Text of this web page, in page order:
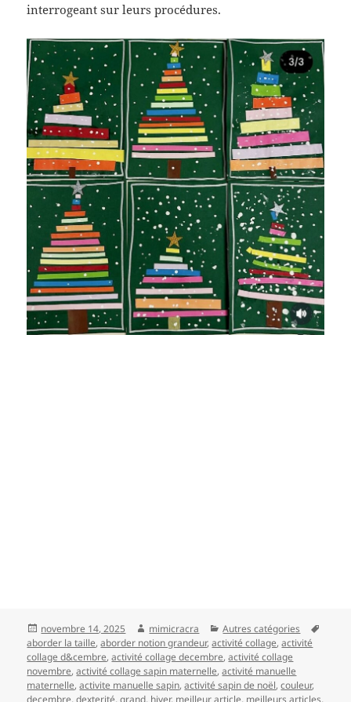
interrogeant sur leurs procédures.
Publié
le
novembre 14, 2025 Auteur
mimicracra Catégories
Autres catégories
aborder la taille,aborder notion grandeur,activité collage,activité
collage d&cembre,activité collage decembre,activité collage
novembre,activité collage sapin maternelle,activité manuelle
maternelle,activite manuelle sapin,activité sapin de noël,couleur,